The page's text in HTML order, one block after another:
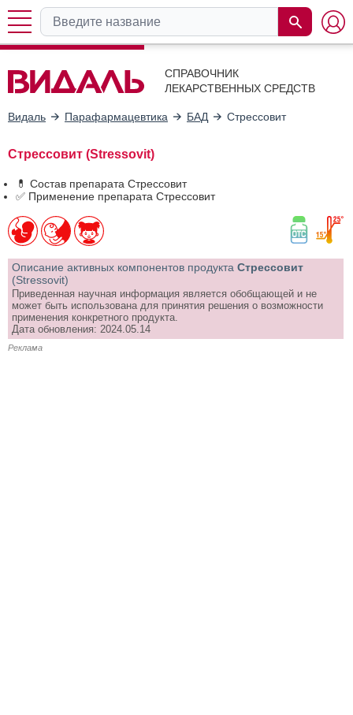
СПРАВОЧНИК
ЛЕКАРСТВЕННЫХ СРЕДСТВ
Видаль Парафармацевтика БАД Стрессовит
Стрессовит (Stressovit)
💊 Состав препарата Стрессовит
✅ Применение препарата Стрессовит
Описание активных компонентов продукта Стрессовит
(Stressovit)
Приведенная научная информация является обобщающей и не
может быть использована для принятия решения о возможности
применения конкретного продукта.
Дата обновления: 2024.05.14
Реклама